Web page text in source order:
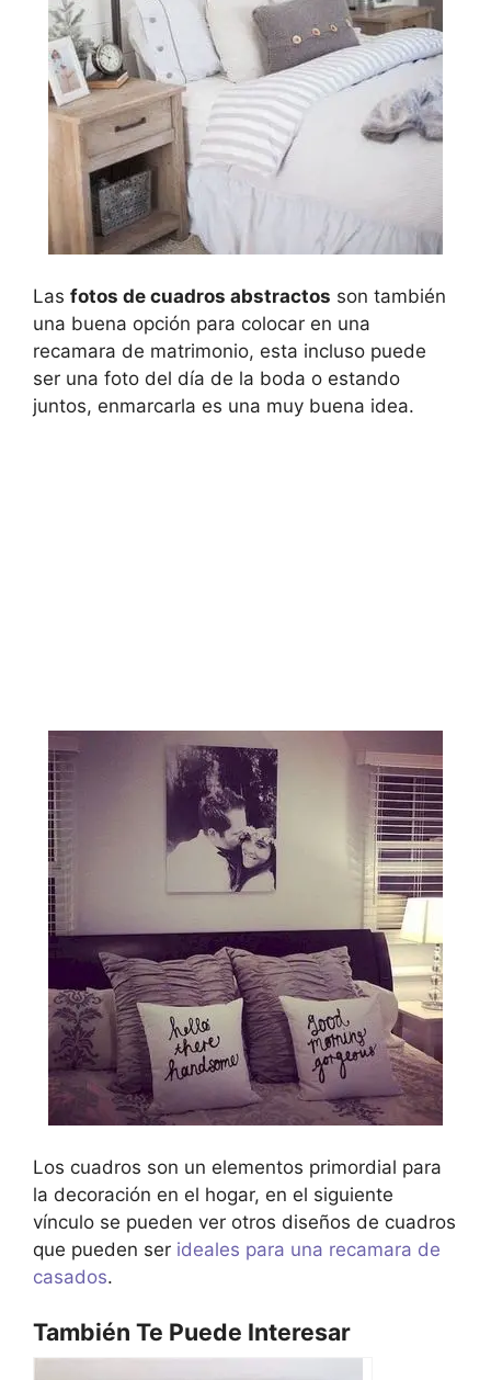
Las fotos de cuadros abstractos son también
una buena opción para colocar en una
recamara de matrimonio, esta incluso puede
ser una foto del día de la boda o estando
juntos, enmarcarla es una muy buena idea.
Los cuadros son un elementos primordial para
la decoración en el hogar, en el siguiente
vínculo se pueden ver otros diseños de cuadros
que pueden ser ideales para una recamara de
casados.
También Te Puede Interesar